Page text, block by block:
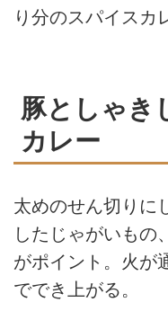
り分のスパイスカ
豚としゃき
カレー
太めのせん切りに
したじゃがいもの
がポイント。火が
ででき上がる。